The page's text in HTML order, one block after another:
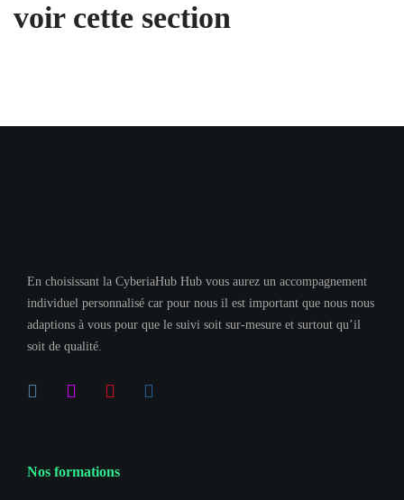
voir cette section
En choisissant la CyberiaHub Hub vous aurez un accompagnement
individuel personnalisé car pour nous il est important que nous nous
adaptions à vous pour que le suivi soit sur-mesure et surtout qu’il
soit de qualité.
Nos formations